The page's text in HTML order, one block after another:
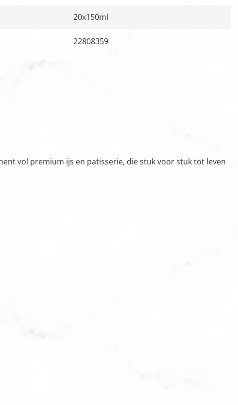
20x150ml
22808359
vol premium ijs en patisserie, die stuk voor stuk tot leven